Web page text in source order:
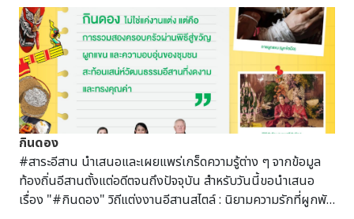
ความชื้น อุณหภูมิ และการสะสมเกลือ งานวิจัยนี้จึงไม่ใช่แค่การ
สร้างแบบจำลองทางวิศวกรรม แต่เป็นการเชื่อมโยงองค์ความรู้
ระหว่างวิทยาศาสตร์ วิศวกรรมศาสตร์ และศาสตร์การอนุรักษ์เข้า
ด้วยกันอย่างแท้จริง ​ความร่วมมือจากทุกภาคส่วนในครั้งนี้ จึงไม่
ได้เป็นเพียงความสำเร็จของโครงการวิจัยหนึ่งโครงการเท่านั้น แต่
ยังเป็นรากฐานสำคัญในการพัฒนาและผลักดันงานด้าน
Heritage Science ของประเทศไทย ให้เติบโตอย่างยั่งยืนเพื่อ
ดูแลรักษามรดกวัฒนธรรมอันล้ำค่าของชาติสืบไป
กินดอง
#สาระอีสาน นำเสนอและเผยแพร่เกร็ดความรู้ต่าง ๆ จากข้อมูล
ท้องถิ่นอีสานตั้งแต่อดีตจนถึงปัจจุบัน สำหรับวันนี้ขอนำเสนอ
เรื่อง "#กินดอง" วิถีแต่งงานอีสานสไตล์ : นิยามความรักที่ผูกพัน